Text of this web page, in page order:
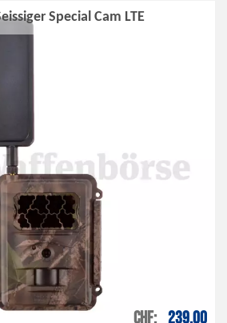
Special Cam LTE
CHF 239.00